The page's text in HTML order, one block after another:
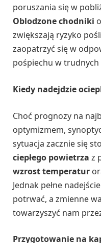
poruszania się w
Oblodzone chodniki
zwiększają ryzyko
zaopatrzyć się w
pośpiechu w
Kiedy nadejdzie
Choć prognozy na
optymizmem,
sytuacja zacznie się
ciepłego powietrza z
wzrost temperatur
Jednak pełne
potrwać, a zmienne
towarzyszyć nam
Przygotowanie na